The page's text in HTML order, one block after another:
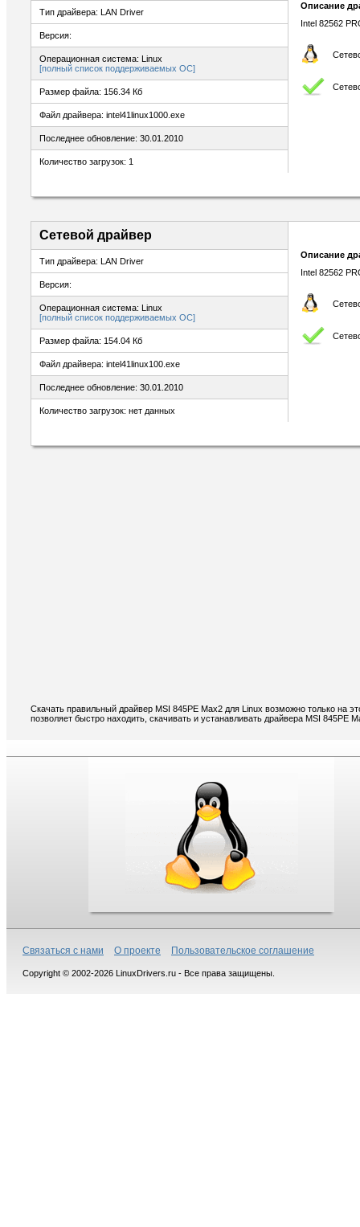
Тип драйвера: LAN Driver
Версия:
Операционная система: Linux
[полный список поддерживаемых ОС]
Размер файла: 156.34 Кб
Файл драйвера: intel41linux1000.exe
Последнее обновление: 30.01.2010
Количество загрузок: 1
Описание
Intel 82562
Сетевой драйвер
Тип драйвера: LAN Driver
Версия:
Операционная система: Linux
[полный список поддерживаемых ОС]
Размер файла: 154.04 Кб
Файл драйвера: intel41linux100.exe
Последнее обновление: 30.01.2010
Количество загрузок: нет данных
Описание
Intel 82562
Скачать правильный драйвер MSI 845PE Max2 для Linux возможно только на
позволяет быстро находить, скачивать и устанавливать драйвера MSI 845PE
Связаться с нами О проекте Пользовательское соглашение
Copyright © 2002-2026 LinuxDrivers.ru - Все права защищены.